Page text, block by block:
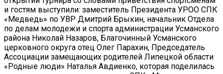
и гостям выступили: заместитель Президента УРОО СПК
«Медведь» по УВР Дмитрий Брыкин, начальник Отдела
по делам молодежи и спорта администрации Усманского
района Николай Назаров, Благочинный Усманского
церковного округа отец Олег Парахин, Председатель
Ассоциации замещающих родителей Липецкой области
«Родные люди» Наталья Авдиенко, которая поделилась